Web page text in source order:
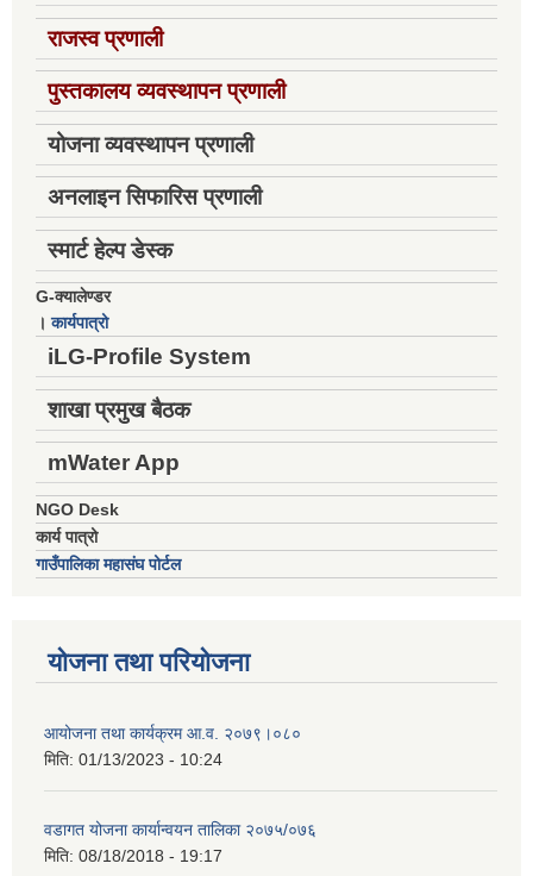
राजस्व प्रणाली
पुस्तकालय व्यवस्थापन प्रणाली
योजना व्यवस्थापन प्रणाली
अनलाइन सिफारिस प्रणाली
स्मार्ट हेल्प डेस्क
G-क्यालेण्डर
।कार्यपात्रो
iLG-Profile System
शाखा प्रमुख बैठक
mWater App
NGO Desk
कार्य पात्रो
गाउँपालिका महासंघ पोर्टल
योजना तथा परियोजना
आयोजना तथा कार्यक्रम आ.व. २०७९।०८०
मिति: 01/13/2023 - 10:24
वडागत योजना कार्यान्वयन तालिका २०७५/०७६
मिति: 08/18/2018 - 19:17